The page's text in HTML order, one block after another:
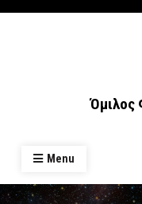
to
Όμιλος
Menu